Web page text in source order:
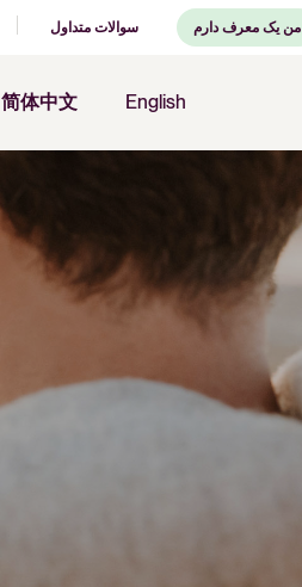
سوالات متداول من یک معرف دارم
简体中文 English